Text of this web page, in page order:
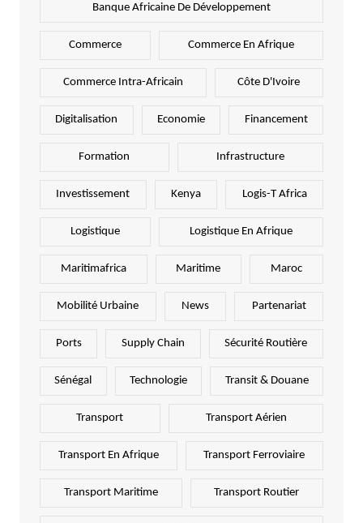
Banque Africaine De Développement
Commerce Commerce En Afrique
Commerce Intra-Africain Côte D'Ivoire
Digitalisation Economie Financement
Formation Infrastructure
Investissement Kenya Logis-T Africa
Logistique Logistique En Afrique
Maritimafrica Maritime Maroc
Mobilité Urbaine News Partenariat
Ports Supply Chain Sécurité Routière
Sénégal Technologie Transit & Douane
Transport Transport Aérien
Transport En Afrique Transport Ferroviaire
Transport Maritime Transport Routier